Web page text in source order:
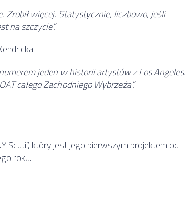
Zrobił więcej. Statystycznie, liczbowo, jeśli
na szczycie”.
jeden w historii artystów z Los Angeles.
całego Zachodniego Wybrzeża”.
Scuti”, który jest jego pierwszym projektem od
roku.